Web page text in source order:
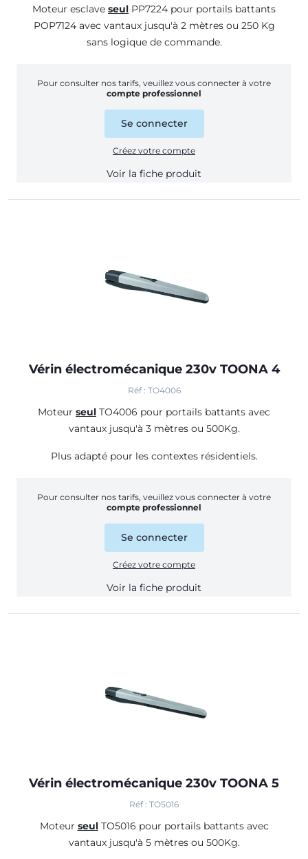
Moteur esclave seul PP7224 pour portails battants
POP7124 avec vantaux jusqu'à 2 mètres ou 250 Kg
sans logique de commande.
Pour consulter nos tarifs, veuillez vous connecter à votre
compte professionnel
Se connecter
Créez votre compte
Voir la fiche produit
Vérin électromécanique 230v TOONA 4
Réf : TO4006
Moteur seul TO4006 pour portails battants avec
vantaux jusqu'à 3 mètres ou 500Kg.
Plus adapté pour les contextes résidentiels.
Pour consulter nos tarifs, veuillez vous connecter à votre
compte professionnel
Se connecter
Créez votre compte
Voir la fiche produit
Vérin électromécanique 230v TOONA 5
Réf : TO5016
Moteur seulTO5016 pour portails battants avec
vantaux jusqu'à 5 mètres ou 500Kg.